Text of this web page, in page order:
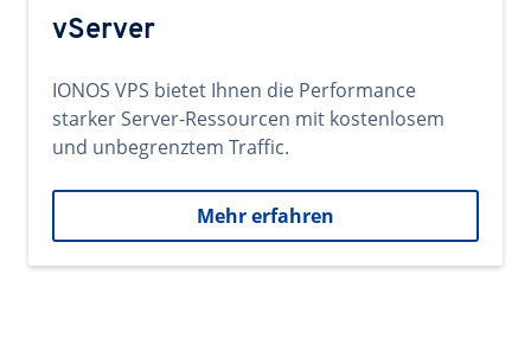
vServer
IONOS VPS bietet Ihnen die Performance
starker Server-Ressourcen mit kostenlosem
und unbegrenztem Traffic.
Mehr erfahren